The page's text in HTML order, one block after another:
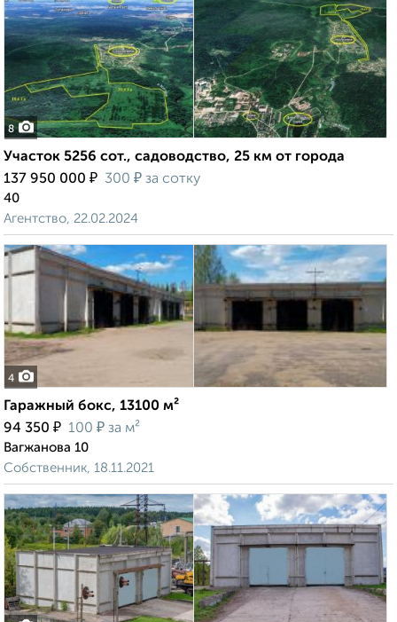
8
Участок 5256 сот., садоводство, 25 км от города
137 950 000 ₽ 300 ₽ за сотку
40
Агентство, 22.02.2024
4
Гаражный бокс, 13100 м²
94 350 ₽ 100 ₽ за м²
Вагжанова 10
Собственник, 18.11.2021